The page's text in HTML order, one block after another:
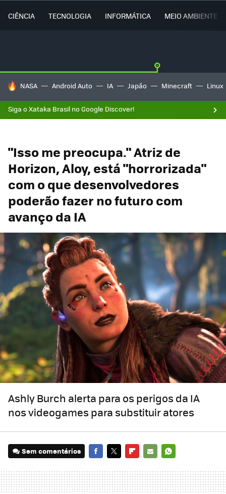
CIÊNCIA TECNOLOGIA INFORMÁTICA MEIO AMBIENTE
TENDÊNCIAS DO DIA
NASA Android Auto IA Japão Minecraft Linux
Siga o Xataka Brasil no Google Discover!
"Isso me preocupa." Atriz de
Horizon, Aloy, está "horrorizada"
com o que desenvolvedores
poderão fazer no futuro com
avanço da IA
Ashly Burch alerta para os perigos da IA ​​
nos videogames para substituir atores
Sem comentários
MAIL